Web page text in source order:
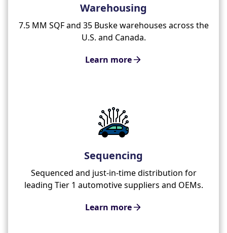
Warehousing
7.5 MM SQF and 35 Buske warehouses across the
U.S. and Canada.
Learn more
Sequencing
Sequenced and just-in-time distribution for
leading Tier 1 automotive suppliers and OEMs.
Learn more